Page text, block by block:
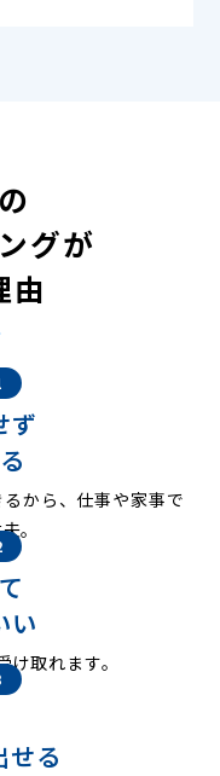
グが
由
ず
から、仕事や家事で
。
い
取れます。
せる